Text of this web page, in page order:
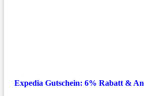
Expedia Gutschein: 6% Rabatt &